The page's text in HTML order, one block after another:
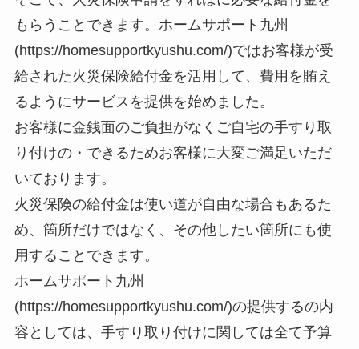
もらうことできます。ホームサポート九州
(https://homesupportkyushu.com/)ではお客様が受
給された火災保険給付金を活用して、費用を賄え
るようにサービスを提供を始めました。
お客様に金銭面のご負担がなくご自宅の手すり取
り付けの・できるためお客様に大変ご満足いただ
いております。
火災保険の給付金は使い道が自由な場合もあるた
め、箇所だけではなく、その他したい箇所にも使
用することできます。
ホームサポート九州
(https://homesupportkyushu.com/)の提供するの内
容としては、手すり取り付けに関しては全て予算